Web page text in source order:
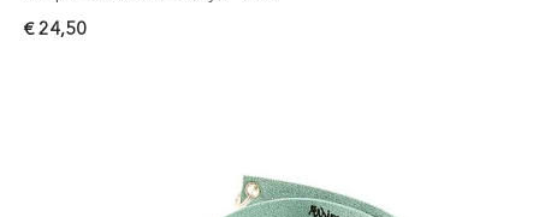
€ 24,50